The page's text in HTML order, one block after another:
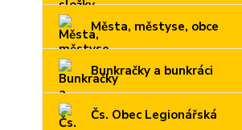
Města, městyse, obce
Bunkračky a bunkráci
Čs. Obec Legionářská